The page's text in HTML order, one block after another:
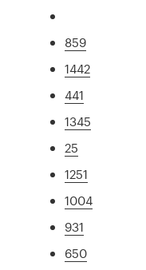
859
1442
441
1345
25
1251
1004
931
650